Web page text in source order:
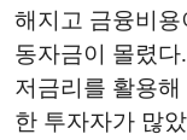
해지고 금융비
동자금이 몰렸다.
저금리를 활용
한 투자자가 많